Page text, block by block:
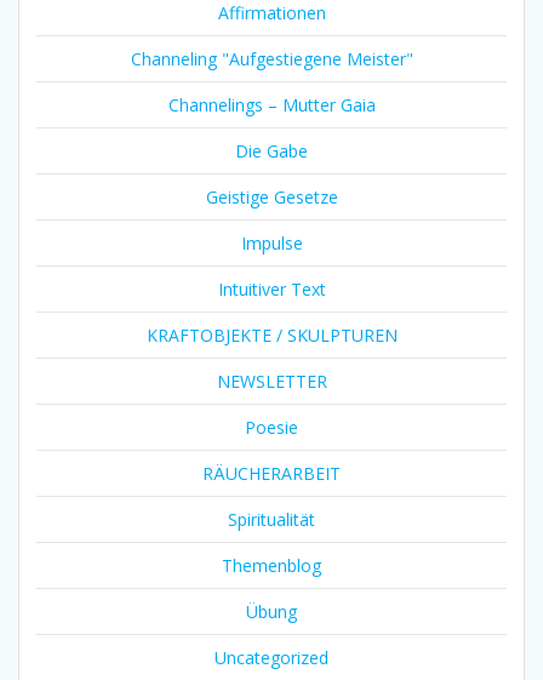
Affirmationen
Channeling "Aufgestiegene Meister"
Channelings – Mutter Gaia
Die Gabe
Geistige Gesetze
Impulse
Intuitiver Text
KRAFTOBJEKTE / SKULPTUREN
NEWSLETTER
Poesie
RÄUCHERARBEIT
Spiritualität
Themenblog
Übung
Uncategorized